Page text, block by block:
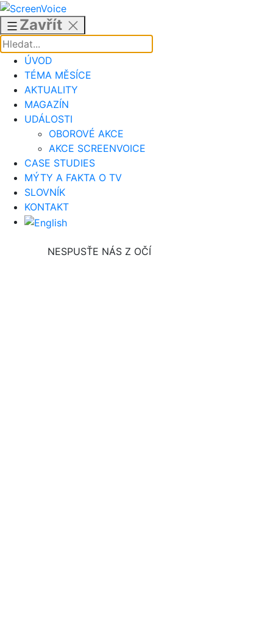
Přejít
obsahu
Zavřít
ÚVOD
TÉMA MĚSÍCE
AKTUALITY
MAGAZÍN
UDÁLOSTI
OBOROVÉ AKCE
AKCE SCREENVOICE
CASE STUDIES
MÝTY A FAKTA O TV
SLOVNÍK
KONTAKT
NESPUSŤE NÁS Z OČÍ